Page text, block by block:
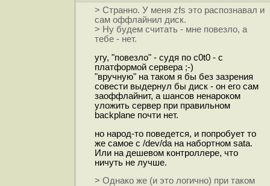
> Странно. У меня zfs это распознавал и
сам оффлайнил диск.
> Ну будем считать - мне повезло, а
тебе - нет.
угу, "повезло" - судя по с0t0 - с
платформой сервера ;-)
"вручную" на таком я бы без зазрения
совести выдернул бы диск - он его сам
заоффлайнит, а шансов ненароком
уложить сервер при правильном
backplane почти нет.
но народ-то поведется, и попробует то
же самое с /dev/da на набортном sata.
Или на дешевом контроллере, что
ничуть не лучше.
> Однако же (и это логично) при таком